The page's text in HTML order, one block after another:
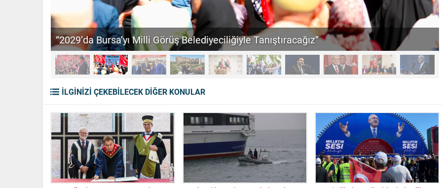
“2029’da Bursa’yı Milli Görüş Belediyeciliğiyle Tanıştıracağız”
İLGİNİZİ ÇEKEBİLECEK DİĞER KONULAR